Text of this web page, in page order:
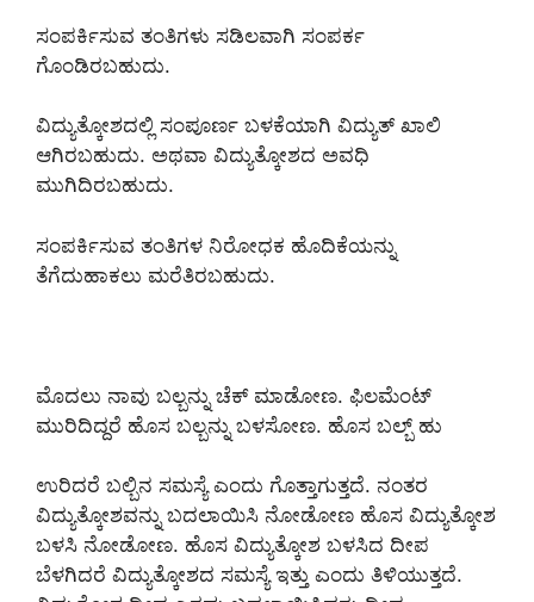
ಸಂಪರ್ಕಿಸುವ ತಂತಿಗಳು ಸಡಿಲವಾಗಿ ಸಂಪರ್ಕ
ಗೊಂಡಿರಬಹುದು.
ವಿದ್ಯುತ್ಕೋಶದಲ್ಲಿ ಸಂಪೂರ್ಣ ಬಳಕೆಯಾಗಿ ವಿದ್ಯುತ್ ಖಾಲಿ
ಆಗಿರಬಹುದು. ಅಥವಾ ವಿದ್ಯುತ್ಕೋಶದ ಅವಧಿ
ಮುಗಿದಿರಬಹುದು.
ಸಂಪರ್ಕಿಸುವ ತಂತಿಗಳ ನಿರೋಧಕ ಹೊದಿಕೆಯನ್ನು
ತೆಗೆದುಹಾಕಲು ಮರೆತಿರಬಹುದು.
ಮೊದಲು ನಾವು ಬಲ್ಬನ್ನು ಚೆಕ್ ಮಾಡೋಣ. ಫಿಲಮೆಂಟ್
ಮುರಿದಿದ್ದರೆ ಹೊಸ ಬಲ್ಬನ್ನು ಬಳಸೋಣ. ಹೊಸ ಬಲ್ಬ್ ಹು
ಉರಿದರೆ ಬಲ್ಬಿನ ಸಮಸ್ಯೆ ಎಂದು ಗೊತ್ತಾಗುತ್ತದೆ. ನಂತರ
ವಿದ್ಯುತ್ಕೋಶವನ್ನು ಬದಲಾಯಿಸಿ ನೋಡೋಣ ಹೊಸ ವಿದ್ಯುತ್ಕೋಶ
ಬಳಸಿ ನೋಡೋಣ. ಹೊಸ ವಿದ್ಯುತ್ಕೋಶ ಬಳಸಿದ ದೀಪ
ಬೆಳಗಿದರೆ ವಿದ್ಯುತ್ಕೋಶದ ಸಮಸ್ಯೆ ಇತ್ತು ಎಂದು ತಿಳಿಯುತ್ತದೆ.